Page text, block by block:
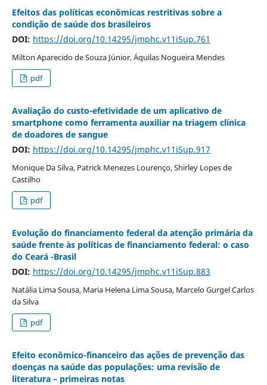
Efeitos das políticas econômicas restritivas sobre a
condição de saúde dos brasileiros
DOI: https://doi.org/10.14295/jmphc.v11iSup.761
Milton Aparecido de Souza Júnior, Áquilas Nogueira Mendes
pdf
Avaliação do custo-efetividade de um aplicativo de
smartphone como ferramenta auxiliar na triagem clínica
de doadores de sangue
DOI: https://doi.org/10.14295/jmphc.v11iSup.917
Monique Da Silva, Patrick Menezes Lourenço, Shirley Lopes de
Castilho
pdf
Evolução do financiamento federal da atenção primária da
saúde frente às políticas de financiamento federal: o caso
do Ceará -Brasil
DOI: https://doi.org/10.14295/jmphc.v11iSup.883
Natália Lima Sousa, Maria Helena Lima Sousa, Marcelo Gurgel Carlos
da Silva
pdf
Efeito econômico-financeiro das ações de prevenção das
doenças na saúde das populações: uma revisão de
literatura – primeiras notas